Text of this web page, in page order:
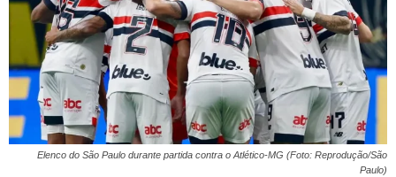
Elenco do São Paulo durante partida contra o Atlético-MG (Foto: Reprodução/São
Paulo)